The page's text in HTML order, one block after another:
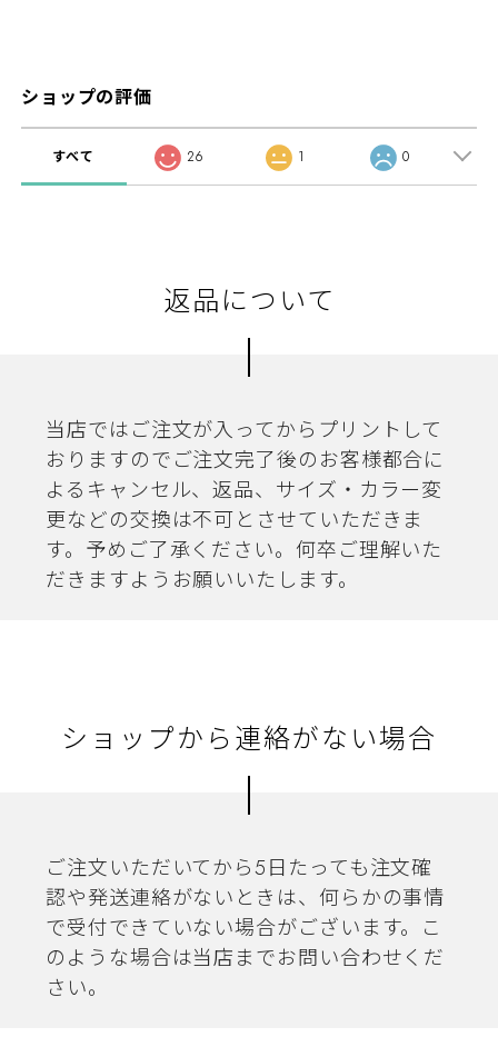
ショップの評価
すべて 26 1 0
返品について
当店ではご注文が入ってからプリントして
おりますのでご注文完了後のお客様都合に
よるキャンセル、返品、サイズ・カラー変
更などの交換は不可とさせていただきま
す。予めご了承ください。何卒ご理解いた
だきますようお願いいたします。
ショップから連絡がない場合
ご注文いただいてから5日たっても注文確
認や発送連絡がないときは、何らかの事情
で受付できていない場合がございます。こ
のような場合は当店までお問い合わせくだ
さい。